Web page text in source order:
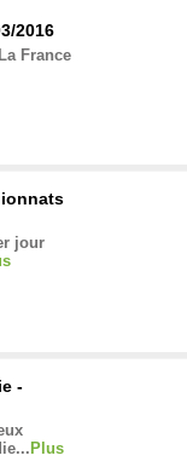
2016
France
jour
-
Plus